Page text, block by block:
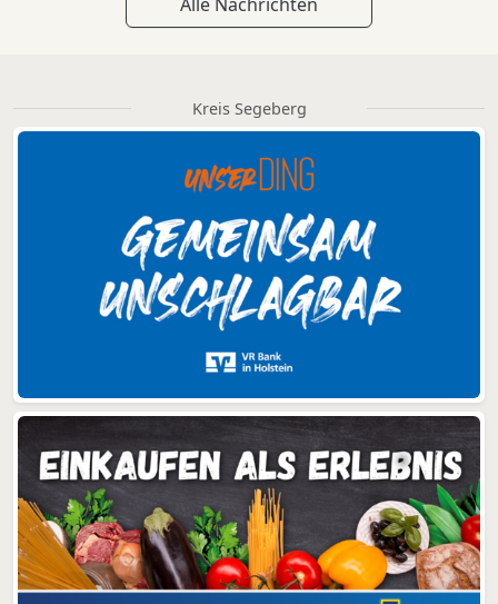
Kreis Segeberg